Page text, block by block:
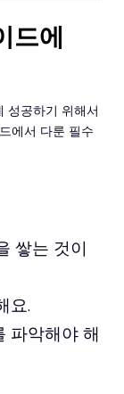
드에
성공하기 위해서
에서 다룬 필수
쌓는 것이
요.
파악해야 해